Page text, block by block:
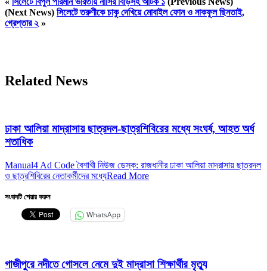
(Next News) সিলেটে তরুণীকে চাকু দেখিয়ে মোবাইল ফোন ও নাকফুল ছিনতাই,
গ্রেপ্তার ২ »
Related News
ঢাকা আলিয়া মাদ্রাসায় ছাত্রদল-ছাত্রশিবিরের মধ্যে সংঘর্ষ, আহত অর্ধ
শতাধিক
Manual4 Ad Code বৈশাখী নিউজ ডেস্ক: রাজধানীর ঢাকা আলিয়া মাদ্রাসায় ছাত্রদল
ও ছাত্রশিবিরের নেতাকর্মীদের মধ্যেRead More
সংবাদটি শেয়ার করুন
WhatsApp
গাজীপুরে নদীতে গোসলে নেমে দুই মাদ্রাসা শিক্ষার্থীর মৃত্যু